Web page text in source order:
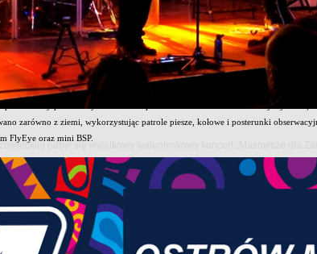
odbył się wyjątkowy walentynkowy koncert „Mazowsze dla
Zadania realizowano również na strzelnicach, pasach ćwiczeń taktycznych
w różnych warunkach operacyjnych.
obszarów szkolenia było wzmacnianie ochrony i obrony infrastruktury ważnej dla
transportowych i komunikacyjnych oraz mostów. Ćwiczono również
pododdziały prowadziły działania rozpoznawcze ukierunkowane na
zarówno z ziemi, wykorzystując patrole piesze, kołowe i posterunki
FlyEye oraz mini BSP.
przedsięwzięcia było także doskonalenie współpracy z układem pozamilitarnym
żołnierze reagowali na pozorowane sytuacje kryzysowe, obejmujące między
wypadku komunikacyjnym czy ewakuację szkoły po zlokalizowaniu ładunku
szkolenia były zadania inżynieryjno-saperskie, obejmujące budowę zapór
oraz prowadzenie prac minerskich z wykorzystaniem sieci ogniowych i